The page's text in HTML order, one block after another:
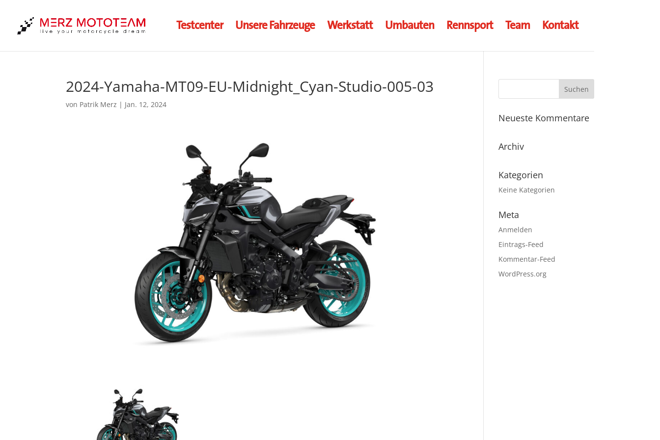
Testcenter Unsere Fahrzeuge Werkstatt Umbauten Rennsport Team Kontakt
2024-Yamaha-MT09-EU-Midnight_Cyan-Studio-005-03
von Patrik Merz | Jan. 12, 2024
Neueste Kommentare
Archiv
Kategorien
Keine Kategorien
Meta
Anmelden
Eintrags-Feed
Kommentar-Feed
WordPress.org